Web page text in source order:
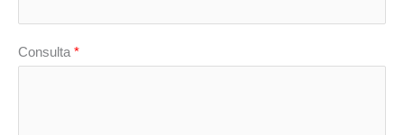
Consulta*